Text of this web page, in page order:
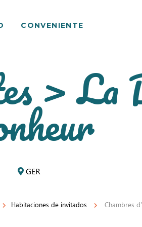
CONVENIENTE
> La
GER
Habitaciones de invitados Chambres